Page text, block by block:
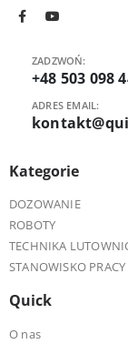
ZADZWOŃ:
+48 503 098
ADRES EMAIL:
Kategorie
DOZOWANIE
ROBOTY
TECHNIKA
STANOWISKO PRACY
Quick
O nas